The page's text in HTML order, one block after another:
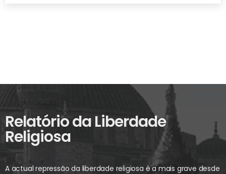
Relatório da Liberdade
Religiosa
A actual repressão da liberdade religiosa é a mais grave desde